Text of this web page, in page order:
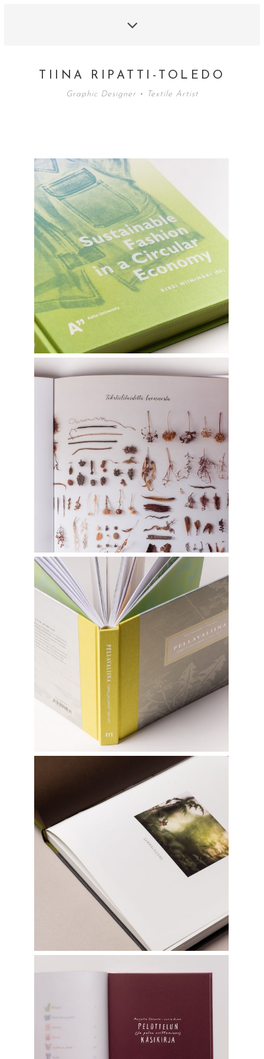
TIINA RIPATTI-TOLEDO
Graphic Designer • Textile Artist
SUSTAINABLE FASHION
IN A CIRCULAR ECONOMY
Graphic Design
TEKSTIILITAIDETTA LUONNOSTA
Graphic Design
PELLAVALIINA
Graphic Design
SAMMALHUONE
Graphic Design
PELOTTELUN (ja pelon voittamisen)